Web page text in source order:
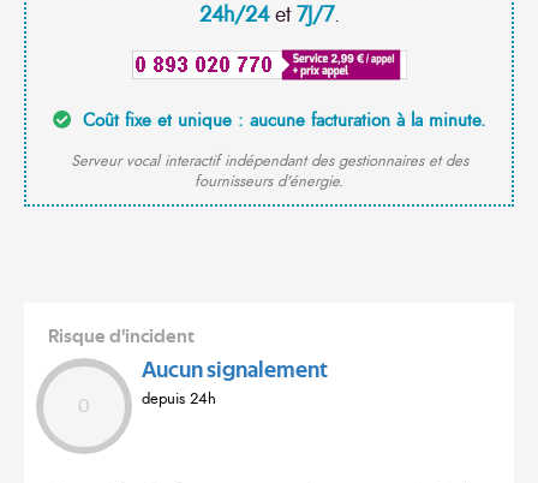
24h/24et7J/7.
Coût fixe et unique : aucune facturation à la minute.
Serveur vocal interactif indépendant des gestionnaires et des
fournisseurs d'énergie.
Risque d'incident
0
Aucun signalement
depuis 24h